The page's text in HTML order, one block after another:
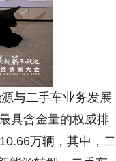
与二手车业务发展
具含金量的权威排
万辆，其中，二